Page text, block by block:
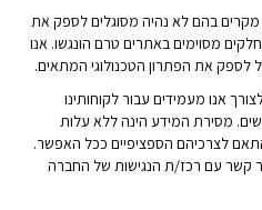
מקרים בהם לא נהיה מסוגלים לספק את
מסוימים באתרים טרם הונגשו. אנו
לספק את הפתרון הטכנולוגי המתאים.
אנו מעמידים עבור לקוחותינו
מסירת המידע הינה ללא עלות
לצרכיהם הספציפיים ככל האפשר.
קשר עם רכז/ת הנגישות של החברה